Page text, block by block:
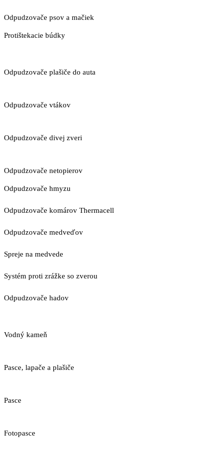
Odpudzovače psov a mačiek
Protištekacie búdky
Odpudzovače plašiče do auta
Odpudzovače vtákov
Odpudzovače divej zveri
Odpudzovače netopierov
Odpudzovače hmyzu
Odpudzovače komárov Thermacell
Odpudzovače medveďov
Spreje na medvede
Systém proti zrážke so zverou
Odpudzovače hadov
Vodný kameň
Pasce, lapače a plašiče
Pasce
Fotopasce